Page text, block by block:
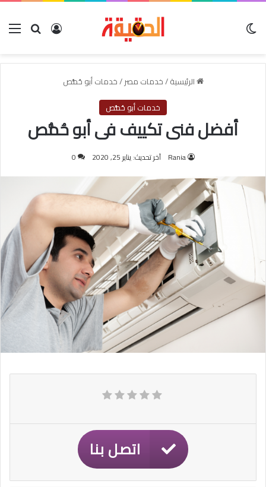
بحث عنتسجيل
الرئيسية/خدمات مصر/خدمات أبو حُمُّص
خدمات أبو حُمُّص
أفضل فنى تكييف فى أبو حُمُّص
Rania آخر تحديث: يناير 25, 2020 0
اتصل بنا